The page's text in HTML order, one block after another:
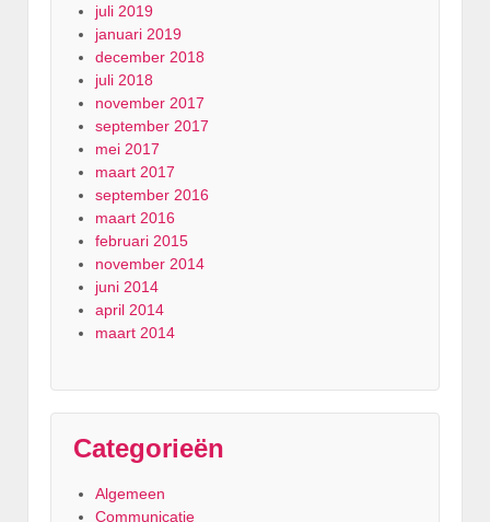
juli 2019
januari 2019
december 2018
juli 2018
november 2017
september 2017
mei 2017
maart 2017
september 2016
maart 2016
februari 2015
november 2014
juni 2014
april 2014
maart 2014
Categorieën
Algemeen
Communicatie